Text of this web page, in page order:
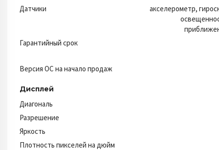
Датчики
акселерометр,
Гарантийный срок
Версия ОС на начало продаж
Дисплей
Диагональ
Разрешение
Яркость
Плотность пикселей на дюйм